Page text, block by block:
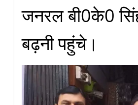
जनरल बी0के0
बढ़नी पहुंचे।